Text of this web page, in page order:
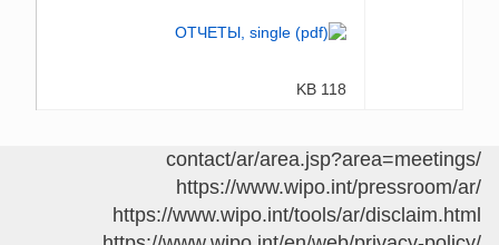
118 KB
/contact/ar/area.jsp?area=meetings
https://www.wipo.int/pressroom/ar/
https://www.wipo.int/tools/ar/disclaim.html